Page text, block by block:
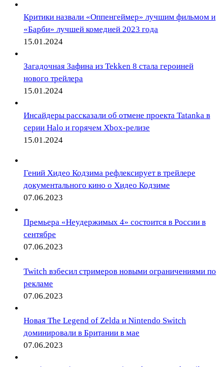
Критики назвали «Оппенгеймер» лучшим фильмом и
«Барби» лучшей комедией 2023 года
15.01.2024
Загадочная Зафина из Tekken 8 стала героиней
нового трейлера
15.01.2024
Инсайдеры рассказали об отмене проекта Tatanka в
серии Halo и горячем Xbox-релизе
15.01.2024
Гений Хидео Кодзима рефлексирует в трейлере
документального кино о Хидео Кодзиме
07.06.2023
Премьера «Неудержимых 4» состоится в России в
сентябре
07.06.2023
Twitch взбесил стримеров новыми ограничениями по
рекламе
07.06.2023
Новая The Legend of Zelda и Nintendo Switch
доминировали в Британии в мае
07.06.2023